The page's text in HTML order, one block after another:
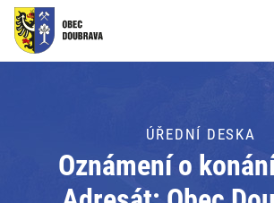
OBECNÍ ÚŘAD
PRO OBČANY
Formuláře ke stažení
ÚŘEDNÍ DESKA
Oznámení o